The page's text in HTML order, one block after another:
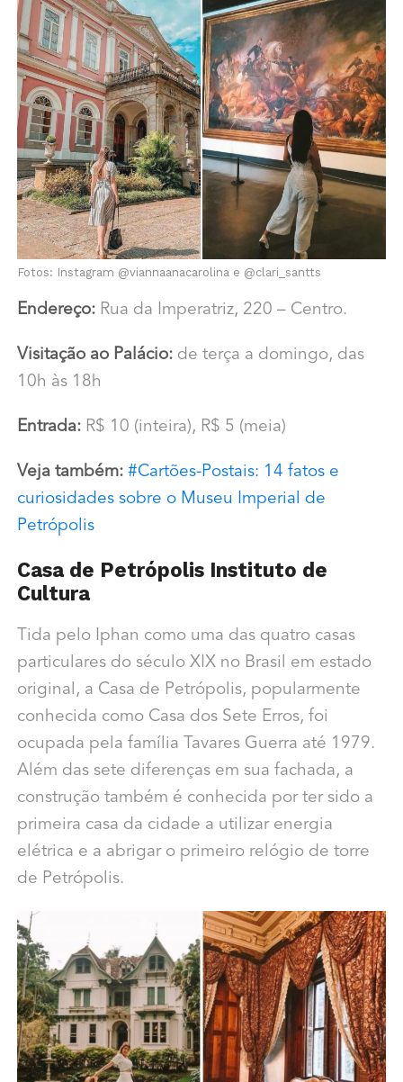
Fotos: Instagram @viannaanacarolina e @clari_santts
Endereço:Rua da Imperatriz, 220 – Centro.
Visitação ao Palácio: de terça a domingo, das
10h às 18h
Entrada: R$ 10 (inteira), R$ 5 (meia)
Veja também: #Cartões-Postais: 14 fatos e
curiosidades sobre o Museu Imperial de
Petrópolis
Casa de Petrópolis Instituto de
Cultura
Tida pelo Iphan como uma das quatro casas
particulares do século XIX no Brasil em estado
original, a Casa de Petrópolis, popularmente
conhecida como Casa dos Sete Erros, foi
ocupada pela família Tavares Guerra até 1979.
Além das sete diferenças em sua fachada, a
construção também é conhecida por ter sido a
primeira casa da cidade a utilizar energia
elétrica e a abrigar o primeiro relógio de torre
de Petrópolis.